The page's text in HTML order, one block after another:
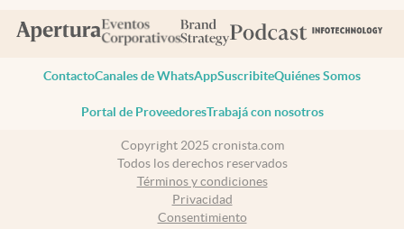
ContactoCanales de WhatsAppSuscribiteQuiénes Somos
Portal de ProveedoresTrabajá con nosotros
Copyright 2025 cronista.com
Todos los derechos reservados
Términos y condiciones
Privacidad
Consentimiento